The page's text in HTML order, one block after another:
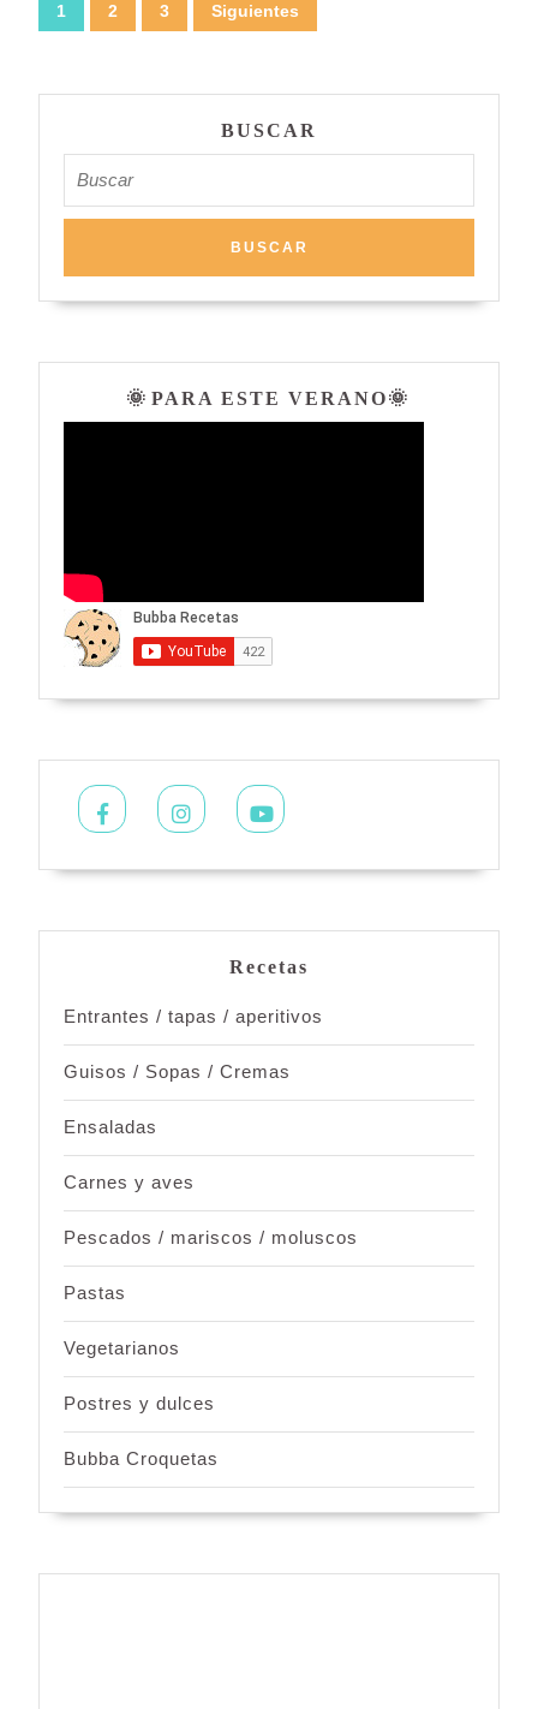
de
1 2 3 Siguientes
BUSCAR
🌞 PARA ESTE VERANO🌞
Facebook Instagram
Recetas
Entrantes / tapas / aperitivos
Guisos / Sopas / Cremas
Ensaladas
Carnes y aves
Pescados / mariscos / moluscos
Pastas
Vegetarianos
Postres y dulces
Bubba Croquetas